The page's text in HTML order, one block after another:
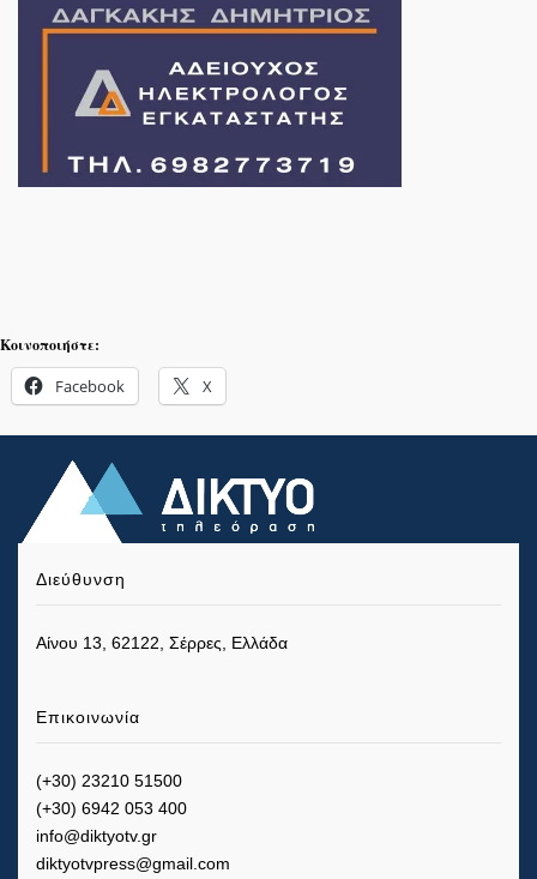
Κοινοποιήστε:
Facebook X
Διεύθυνση
Αίνου 13, 62122, Σέρρες, Ελλάδα
Επικοινωνία
(+30) 23210 51500
(+30) 6942 053 400
info@diktyotv.gr
diktyotvpress@gmail.com